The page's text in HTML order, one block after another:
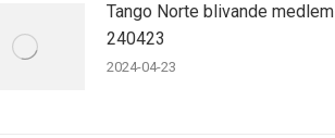
Tango Norte blivande medlem
240423
2024-04-23